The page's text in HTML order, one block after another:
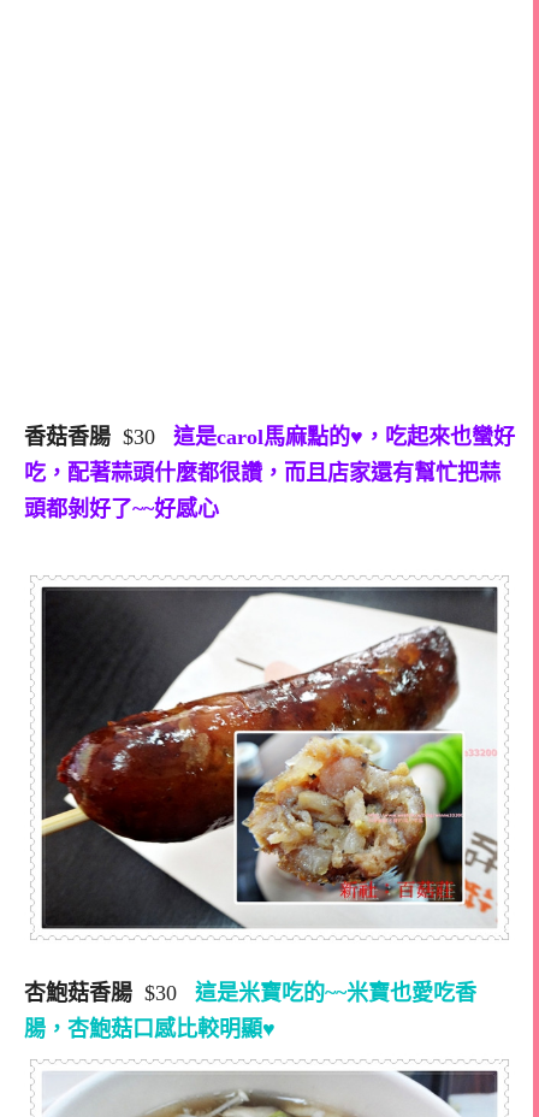
香菇香腸 $30 這是carol馬麻點的♥，吃起來也蠻好
吃，配著蒜頭什麼都很讚，而且店家還有幫忙把蒜
頭都剝好了~~好感心
杏鮑菇香腸 $30 這是米寶吃的~~米寶也愛吃香
腸，杏鮑菇口感比較明顯♥